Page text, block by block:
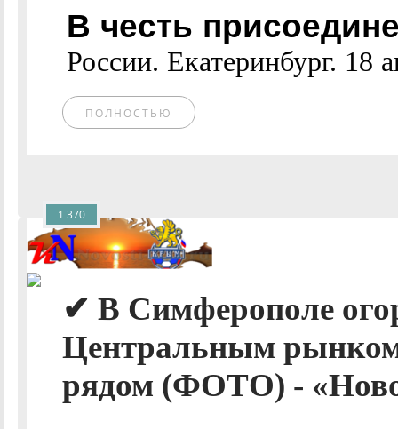
В честь
России. Екатеринбург.
ПОЛНОСТЬЮ
✔ В Симферополе
Центральным
рядом (ФОТО) -
1 370